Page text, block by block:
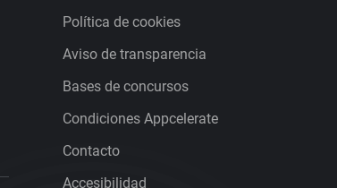
Política de cookies
Aviso de transparencia
Bases de concursos
Condiciones Appcelerate
Contacto
Accesibilidad